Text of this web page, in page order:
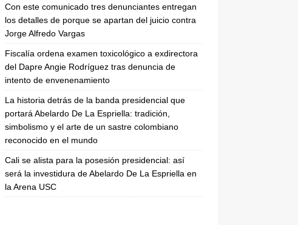
Con este comunicado tres denunciantes entregan
los detalles de porque se apartan del juicio contra
Jorge Alfredo Vargas
Fiscalía ordena examen toxicológico a exdirectora
del Dapre Angie Rodríguez tras denuncia de
intento de envenenamiento
La historia detrás de la banda presidencial que
portará Abelardo De La Espriella: tradición,
simbolismo y el arte de un sastre colombiano
reconocido en el mundo
Cali se alista para la posesión presidencial: así
será la investidura de Abelardo De La Espriella en
la Arena USC